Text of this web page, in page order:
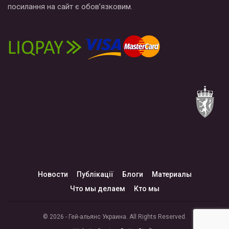
посилання на сайт є обов’язковим.
Новости Публікації Блоги
Материалы
Что мы делаем
Кто мы
© 2026 - Гей-альянс Украина. All Rights Reserved.